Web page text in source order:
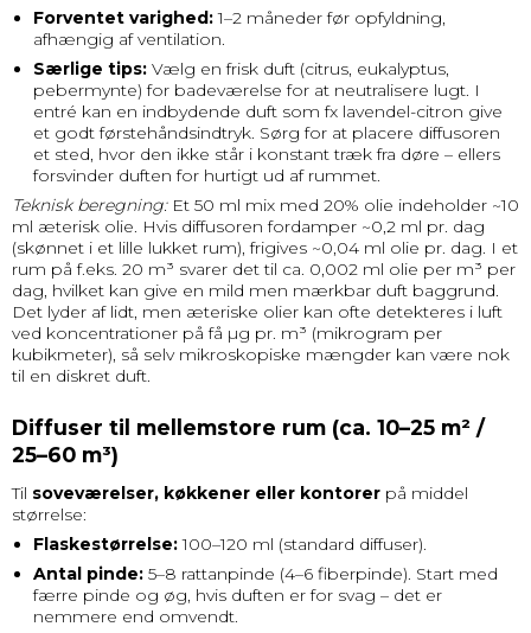
Forventet varighed:1–2 måneder før opfyldning,
afhængig af ventilation.
Særlige tips:Vælg en frisk duft (citrus, eukalyptus,
pebermynte) for badeværelse for at neutralisere lugt. I
entré kan en indbydende duft som fx lavendel-citron give
et godt førstehåndsindtryk. Sørg for at placere diffusoren
et sted, hvor den ikke står i konstant træk fra døre – ellers
forsvinder duften for hurtigt ud af rummet.
Teknisk beregning:Et 50 ml mix med 20% olie indeholder ~10
ml æterisk olie. Hvis diffusoren fordamper ~0,2 ml pr. dag
(skønnet i et lille lukket rum), frigives ~0,04 ml olie pr. dag. I et
rum på f.eks. 20 m³ svarer det til ca. 0,002 ml olie per m³ per
dag, hvilket kan give en mild men mærkbar duft baggrund.
Det lyder af lidt, men æteriske olier kan ofte detekteres i luft
ved koncentrationer på få µg pr. m³ (mikrogram per
kubikmeter), så selv mikroskopiske mængder kan være nok
til en diskret duft.
Diffuser til mellemstore rum (ca. 10–25 m² /
25–60 m³)
Til soveværelser, køkkener eller kontorer på middel
størrelse:
Flaskestørrelse:100–120 ml (standard diffuser).
Antal pinde:5–8 rattanpinde (4–6 fiberpinde). Start med
færre pinde og øg, hvis duften er for svag – det er
nemmere end omvendt.